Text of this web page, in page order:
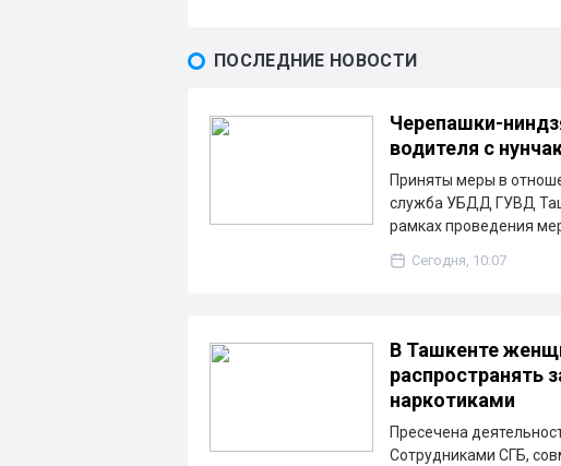
ПОСЛЕДНИЕ НОВОСТИ
Черепашки-
водителя с
Приняты меры в
служба УБДД ГУВД
рамках проведения
Сегодня, 10:07
В Ташкенте
распространять
наркотиками
Пресечена
Сотрудниками СГБ,